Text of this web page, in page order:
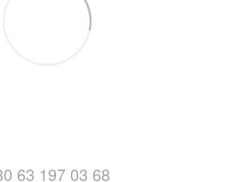
63 197 03 68